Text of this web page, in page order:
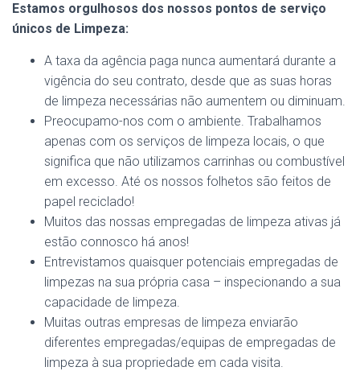
Estamos orgulhosos dos nossos pontos de serviço
únicos de Limpeza:
A taxa da agência paga nunca aumentará durante a
vigência do seu contrato, desde que as suas horas
de limpeza necessárias não aumentem ou diminuam.
Preocupamo-nos com o ambiente. Trabalhamos
apenas com os serviços de limpeza locais, o que
significa que não utilizamos carrinhas ou combustível
em excesso. Até os nossos folhetos são feitos de
papel reciclado!
Muitos das nossas empregadas de limpeza ativas já
estão connosco há anos!
Entrevistamos quaisquer potenciais empregadas de
limpezas na sua própria casa – inspecionando a sua
capacidade de limpeza.
Muitas outras empresas de limpeza enviarão
diferentes empregadas/equipas de empregadas de
limpeza à sua propriedade em cada visita.